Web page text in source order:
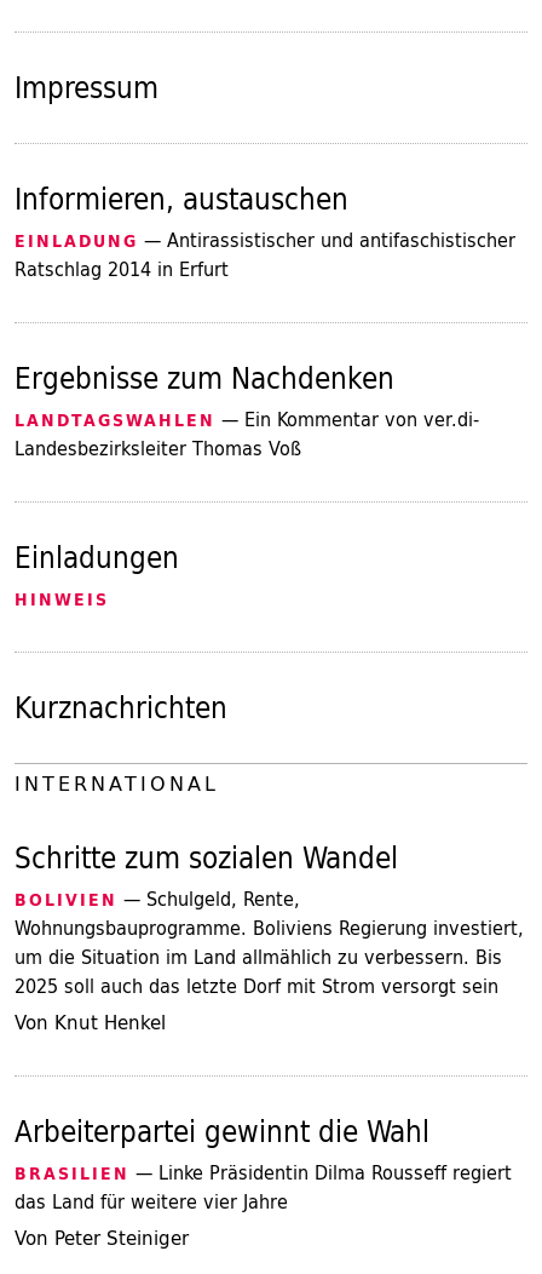
Impressum
Informieren, austauschen
EINLADUNG — Antirassistischer und antifaschistischer
Ratschlag 2014 in Erfurt
Ergebnisse zum Nachdenken
LANDTAGSWAHLEN — Ein Kommentar von ver.di-
Landesbezirksleiter Thomas Voß
Einladungen
HINWEIS
Kurznachrichten
INTERNATIONAL
Schritte zum sozialen Wandel
BOLIVIEN — Schulgeld, Rente,
Wohnungsbauprogramme. Boliviens Regierung investiert,
um die Situation im Land allmählich zu verbessern. Bis
2025 soll auch das letzte Dorf mit Strom versorgt sein
Von Knut Henkel
Arbeiterpartei gewinnt die Wahl
BRASILIEN — Linke Präsidentin Dilma Rousseff regiert
das Land für weitere vier Jahre
Von Peter Steiniger